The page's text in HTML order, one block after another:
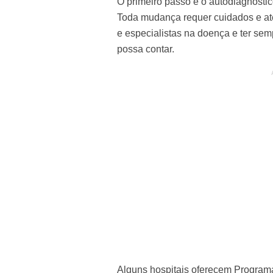
Toda mudança requer cuidados e
e especialistas na doença e ter
possa contar.
Alguns hospitais oferecem